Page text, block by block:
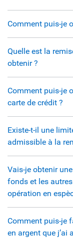
Comment puis-je
Quelle est la
obtenir ?
Comment puis-je
carte de crédit ?
Existe-t-il une
admissible à la
Vais-je obtenir
fonds et les
opération en
Comment puis-je
en argent que j’ai